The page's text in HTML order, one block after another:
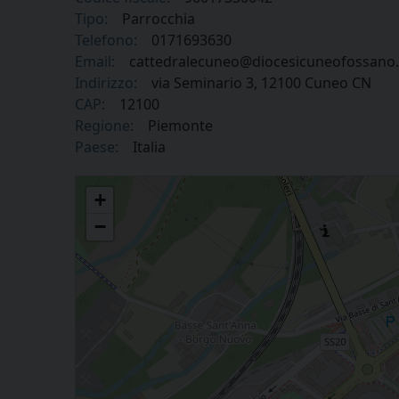
Tipo:
Parrocchia
Telefono:
0171693630
Email:
Indirizzo:
via Seminario 3, 12100 Cuneo CN
CAP:
12100
Regione:
Piemonte
Paese:
Italia
Parrocchia Santa Maria del Bosco in Cuneo
+
−